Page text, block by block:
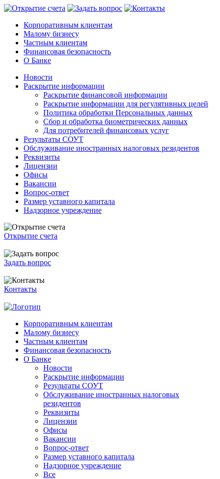
Корпоративным клиентам
Малому бизнесу
Частным клиентам
Финансовая безопасность
О Банке
Новости
Раскрытие информации
Раскрытие финансовой информации
Раскрытие информации для регулятивных целей
Политика обработки Персональных данных
Сбор и обработка биометрических данных
Для потребителей финансовых услуг
Результаты СОУТ
Обслуживание иностранных налоговых резидентов
Реквизиты
Лицензии
Офисы
Вакансии
Вопрос-ответ
Размер уставного капитала
Надзорное учреждение
Открытие счета
Задать вопрос
Контакты
Корпоративным клиентам
Малому бизнесу
Частным клиентам
Финансовая безопасность
О Банке
Новости
Раскрытие информации
Результаты СОУТ
Обслуживание иностранных налоговых
резидентов
Реквизиты
Лицензии
Офисы
Вакансии
Вопрос-ответ
Размер уставного капитала
Надзорное учреждение
Все